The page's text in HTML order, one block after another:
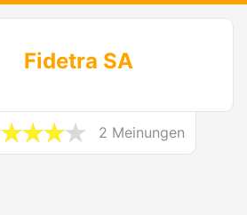
Fidetra SA
2 Meinungen